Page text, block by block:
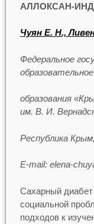
АЛЛОКСАН-
Чуян Е. Н.,
Федеральное
образования
им. В. И.
Республика
E-mail: elena-
Сахарный диабет
социальной
подходов к